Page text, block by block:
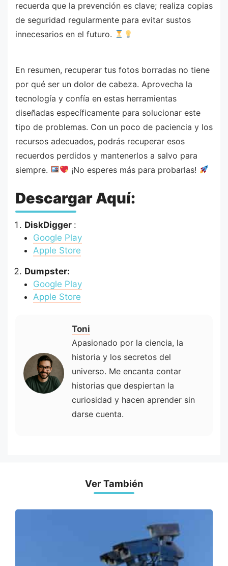
recuerda que la prevención es clave; realiza copias
de seguridad regularmente para evitar sustos
innecesarios en el futuro.
En resumen, recuperar tus fotos borradas no tiene
por qué ser un dolor de cabeza. Aprovecha la
tecnología y confía en estas herramientas
diseñadas específicamente para solucionar este
tipo de problemas. Con un poco de paciencia y los
recursos adecuados, podrás recuperar esos
recuerdos perdidos y mantenerlos a salvo para
siempre.
¡No esperes más para probarlas!
Descargar Aquí:
DiskDigger :
Google Play
Apple Store
Dumpster:
Google Play
Apple Store
Toni
Apasionado por la ciencia, la
historia y los secretos del
universo. Me encanta contar
historias que despiertan la
curiosidad y hacen aprender sin
darse cuenta.
Ver También